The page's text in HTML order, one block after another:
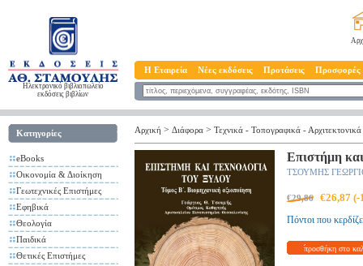
Ηλεκτρονικό βιβλιοπωλείο
εκδόσεις βιβλίων
Η Εταιρεία Νέες εκδόσεις Προτάσεις Προσφορές
Κατηγορίες
eBooks
Οικονομία & Διοίκηση
Γεωτεχνικές Επιστήμες
Εφηβικά
Θεολογία
Παιδικά
Θετικές Επιστήμες
Αρχική > Διάφορα > Τεχνικά - Τοπογραφικά - Αρχιτεκτονικά
Επιστήμη
ΤΣΟΥΜΗΣ
€29,86 €26,87
Πόντοι που
προσθήκη στο